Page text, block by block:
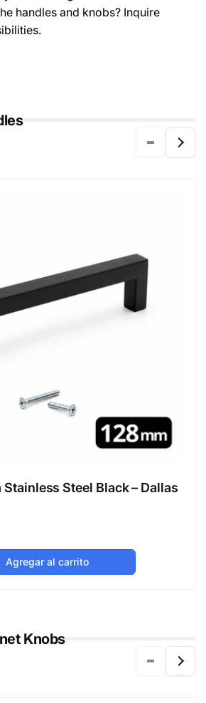
handles and knobs? Inquire
Stainless Steel Black – Dallas
Agregar al carrito
Knobs